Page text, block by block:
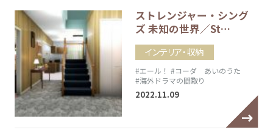
ストレンジャー・シング
ズ 未知の世界／St…
インテリア・収納
#エール！ #コーダ あいのうた
#海外ドラマの間取り
2022.11.09